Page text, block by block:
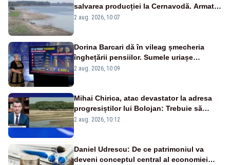
salvarea producției la Cernavodă. Armata
va detona o stâncă și va devia apa
2 aug. 2026, 10:07
Dorina Barcari dă în vileag șmecheria
înghețării pensiilor. Sumele uriașe
pierdute de fiecare român
2 aug. 2026, 10:09
Mihai Chirica, atac devastator la adresa
progresiștilor lui Bolojan: Trebuie să
protejăm și natura, dar nu șținem omaneii
2 aug. 2026, 10:12
Daniel Udrescu: De ce patrimoniul va
deveni conceptul central al economiei